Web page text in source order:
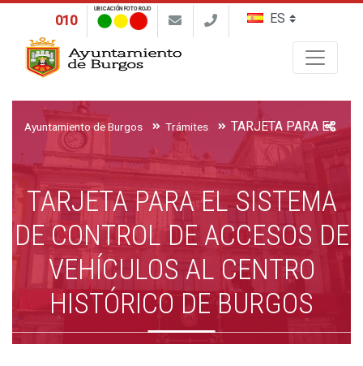
010
UBICACIÓN FOTO ROJO
Ayuntamiento de Burgos Trámites
TARJETA PARA EL SISTEMA
DE CONTROL DE ACCESOS DE
VEHÍCULOS AL CENTRO
HISTÓRICO DE BURGOS